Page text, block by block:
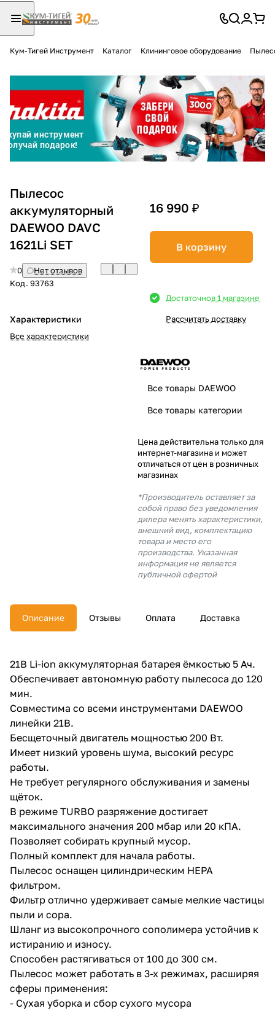
Кум-Тигей Инструмент Каталог Клининговое оборудование
Пылесос
аккумуляторный
DAEWOO DAVC
1621Li SET
0
Нет отзывов
Код. 93763
Характеристики
Все характеристики
16 990 ₽
В корзину
Достаточнов 1 магазине
Рассчитать доставку
Все товары DAEWOO
Все товары категории
Цена действительна только для
интернет-магазина и может
отличаться от цен в розничных
магазинах
*Производитель оставляет за
собой право без уведомления
дилера менять характеристики,
внешний вид, комплектацию
товара и место его
производства. Указанная
информация не является
публичной офертой
Описание Отзывы Оплата Доставка
21В Li-ion аккумуляторная батарея ёмкостью 5 Ач.
Обеспечивает автономную работу пылесоса до 120
мин.
Совместима со всеми инструментами DAEWOO
линейки 21В.
Бесщеточный двигатель мощностью 200 Вт.
Имеет низкий уровень шума, высокий ресурс
работы.
Не требует регулярного обслуживания и замены
щёток.
В режиме TURBO разряжение достигает
максимального значения 200 мбар или 20 кПА.
Позволяет собирать крупный мусор.
Полный комплект для начала работы.
Пылесос оснащен цилиндрическим HEPA
фильтром.
Фильтр отлично удерживает самые мелкие частицы
пыли и сора.
Шланг из высокопрочного сополимера устойчив к
истиранию и износу.
Способен растягиваться от 100 до 300 см.
Пылесос может работать в 3-х режимах, расширяя
сферы применения:
- Сухая уборка и сбор сухого мусора
Разбейте
оплатуна части
без переплат
График платежей
Сегодня
25%
% картой любого банка
% будут
с вашей карты
plait.ru